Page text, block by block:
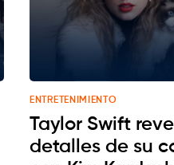
ENTRETENIMIENTO
Taylor Swift
detalles de su